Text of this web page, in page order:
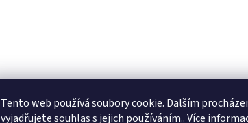
Tento web používá soubory cookie. Dalším
vyjadřujete souhlas s jejich používáním.. Více